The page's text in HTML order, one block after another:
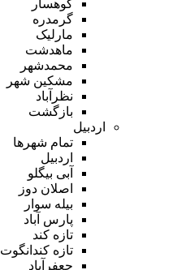
کوهسار
گرمدره
مارلیک
ماهدشت
محمدشهر
مشکین شهر
نظرآباد
بازگشت
اردبیل
تمام شهر‌ها
اردبیل
آبی بیگلو
اصلان دوز
بیله سوار
پارس آباد
تازه کند
تازه کندانگوت
جعفرآباد